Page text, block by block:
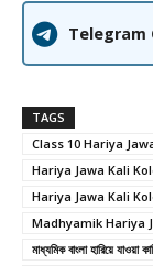
Telegram
TAGS
Class 10 Hariya
Hariya Jawa Kali
Hariya Jawa Kali
Madhyamik Hariya
মাধ্যমিক বাংলা হারিয়ে